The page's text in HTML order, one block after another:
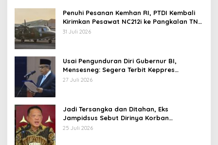
Penuhi Pesanan Kemhan RI, PTDI Kembali
Kirimkan Pesawat NC212i ke Pangkalan TNI
AU
31 Juli 2026
Usai Pengunduran Diri Gubernur BI,
Mensesneg: Segera Terbit Keppres
Pemberhentian dengan Hormat
27 Juli 2026
Jadi Tersangka dan Ditahan, Eks
Jampidsus Sebut Dirinya Korban
Kriminalisasi
25 Juli 2026